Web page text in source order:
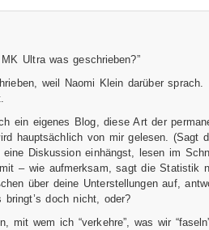
Ultra was geschrieben?”
weil Naomi Klein darüber sprach.
ein eigenes Blog, diese Art der
hauptsächlich von mir gelesen. (Sagt
Diskussion einhängst, lesen im
– wie aufmerksam, sagt die Statistik
über deine Unterstellungen auf,
bringt’s doch nicht, oder?
mit wem ich “verkehre”, was wir